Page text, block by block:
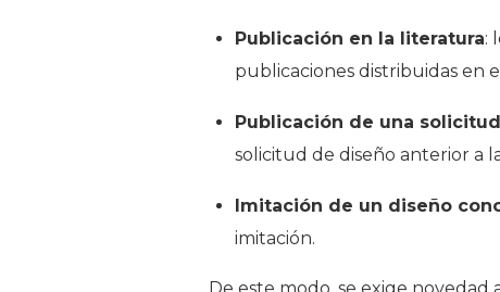
Publicación en la literatura:
publicaciones distribuidas en
Publicación de una
solicitud de diseño anterior a
Imitación de un diseño
imitación.